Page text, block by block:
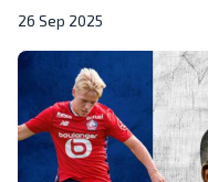
26 Sep 2025